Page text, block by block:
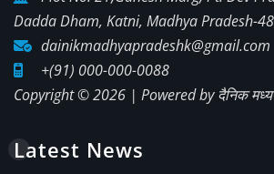
Dadda Dham, Katni, Madhya Pradesh-
dainikmadhyapradeshk@gmail.com
+(91) 000-000-0088
Copyright © 2026 | Powered byदैनिक
Latest News